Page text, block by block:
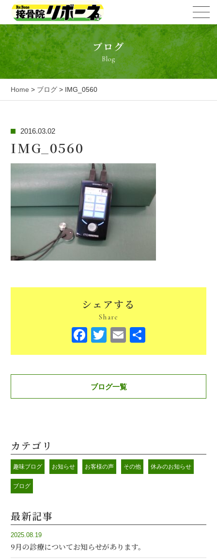
ブログ
Blog
Home > ブログ > IMG_0560
2016.03.02
IMG_0560
シェアする
Share
Facebook
TwitterEmail
有
ブログ一覧
カテゴリ
趣味ブログ お知らせ お客様の声 その他 休みのお知らせ
ブログ
最新記事
2025.08.19
9月の診療についてお知らせがあります。